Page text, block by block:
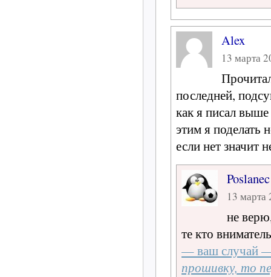
Alex
13 марта
последней,
как я писал
этим я поделать
если нет значит
Poslanec
13 марта
не
те кто
— ваш случай
прошивку, то